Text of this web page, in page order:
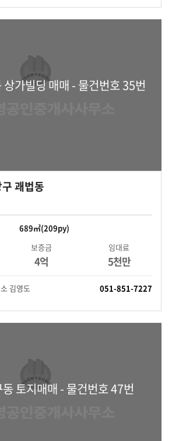
상가빌딩 매매 - 물건번호 35번
괘법동
689㎡(209py)
보증금
4억
임대료
5천만
김영도 051-851-7227
토지매매 - 물건번호 47번